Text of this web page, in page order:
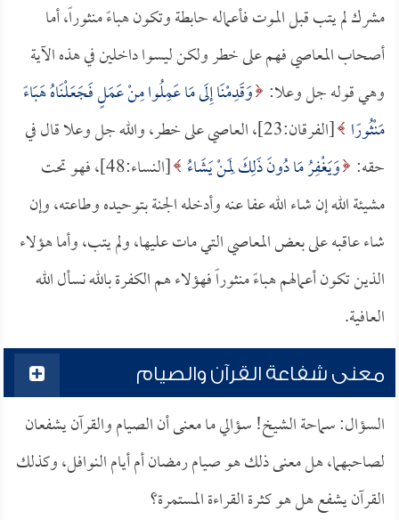
مشرك لم يتب قبل الموت فأعماله حابطة وتكون هباءً منثوراً، أما
أصحاب المعاصي فهم على خطر ولكن ليسوا داخلين في هذه الآية
وهي قوله جل وعلا: وَقَدِمْنَا إِلَى مَا عَمِلُوا مِنْ عَمَلٍ فَجَعَلْنَاهُ هَبَاءً
مَنْثُورًا
[الفرقان:23]، العاصي على خطر، والله جل وعلا قال في
حقه: وَيَغْفِرُ مَا دُونَ ذَلِكَ لِمَنْ يَشَاءُ
[النساء:48]، فهو تحت
مشيئة الله إن شاء الله عفا عنه وأدخله الجنة بتوحيده وطاعته، وإن
شاء عاقبه على بعض المعاصي التي مات عليها، ولم يتب، وأما هؤلاء
الذين تكون أعمالهم هباءً منثوراً فهؤلاء هم الكفرة بالله نسأل الله
العافية.
معنى شفاعة القرآن والصيام
السؤال: سماحة الشيخ! سؤالي ما معنى أن الصيام والقرآن يشفعان
لصاحبهما، هل معنى ذلك هو صيام رمضان أم أيام النوافل، وكذلك
القرآن يشفع هل هو كثرة القراءة المستمرة؟